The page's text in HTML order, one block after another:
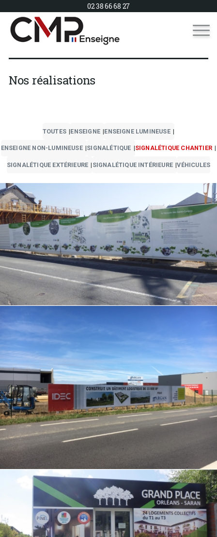
02 38 66 68 27
Nos réalisations
TOUTES ENSEIGNE ENSEIGNE LUMINEUSE
ENSEIGNE NON-LUMINEUSE SIGNALÉTIQUE SIGNALÉTIQUE CHANTIER
SIGNALÉTIQUE EXTÉRIEURE SIGNALÉTIQUE INTÉRIEURE VÉHICULES